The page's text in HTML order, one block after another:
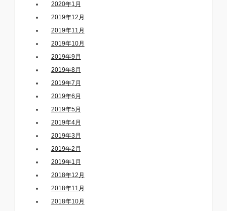
2020年1月
2019年12月
2019年11月
2019年10月
2019年9月
2019年8月
2019年7月
2019年6月
2019年5月
2019年4月
2019年3月
2019年2月
2019年1月
2018年12月
2018年11月
2018年10月